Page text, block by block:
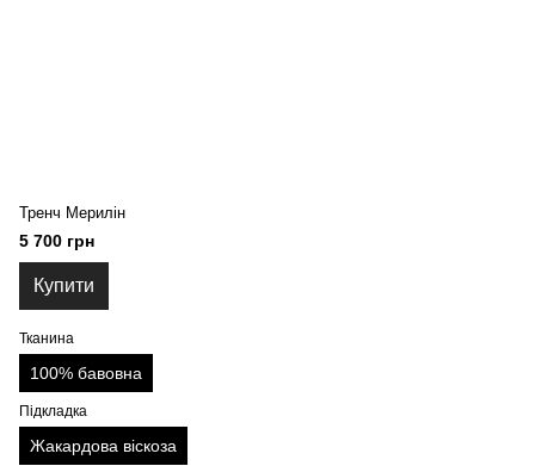
Тренч Мерилін
5 700 грн
Купити
Тканина
100% бавовна
Підкладка
Жакардова віскоза